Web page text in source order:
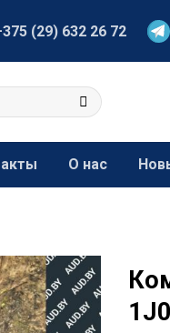
(29) 632 26 72
О нас